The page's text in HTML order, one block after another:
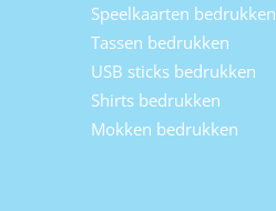
Speelkaarten bedrukken
Tassen bedrukken
USB sticks bedrukken
Shirts bedrukken
Mokken bedrukken